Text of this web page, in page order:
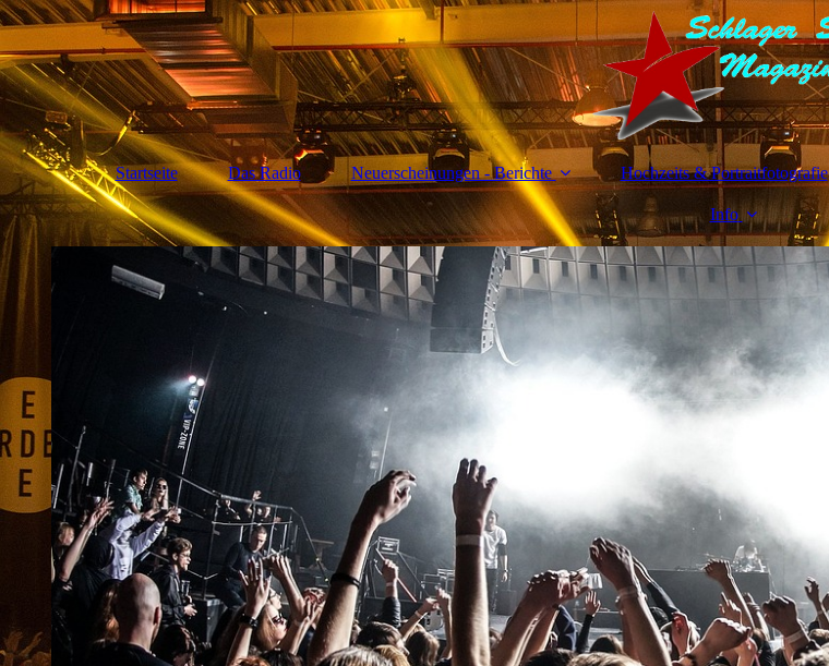
Startseite Das Radio Neuerscheinungen - Berichte Hochzeits & Portraitfotografie
Info